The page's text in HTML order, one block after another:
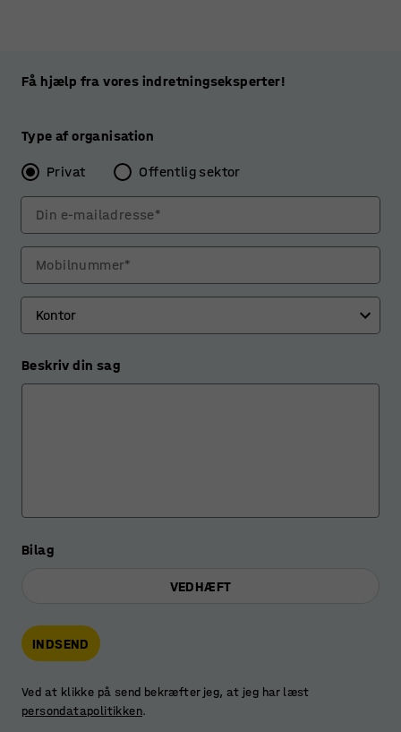
Få hjælp fra vores indretningseksperter!
Type af organisation
Privat Offentlig sektor
Din e-mailadresse*
Mobilnummer*
Beskriv din sag
Bilag
VEDHÆFT
INDSEND
Ved at klikke på send bekræfter jeg, at jeg har læst
persondatapolitikken.